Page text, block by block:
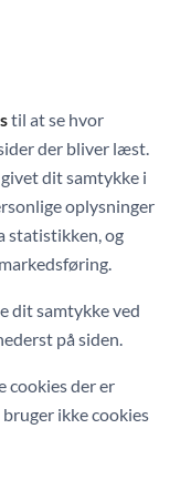
til at se hvor
der bliver læst.
dit samtykke i
oplysninger
statistikken, og
dit samtykke ved
på siden.
cookies der er
ikke cookies